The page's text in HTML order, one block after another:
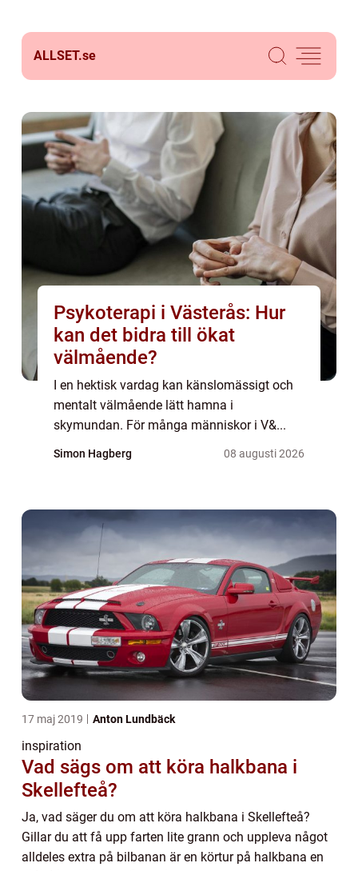
ALLSET.se
Psykoterapi i Västerås: Hur
kan det bidra till ökat
välmående?
I en hektisk vardag kan känslomässigt och
mentalt välmående lätt hamna i
skymundan. För många människor i V&...
Simon Hagberg 08 augusti 2026
17 maj 2019 Anton Lundbäck
inspiration
Vad sägs om att köra halkbana i
Skellefteå?
Ja, vad säger du om att köra halkbana i Skellefteå?
Gillar du att få upp farten lite grann och uppleva något
alldeles extra på bilbanan är en körtur på halkbana en